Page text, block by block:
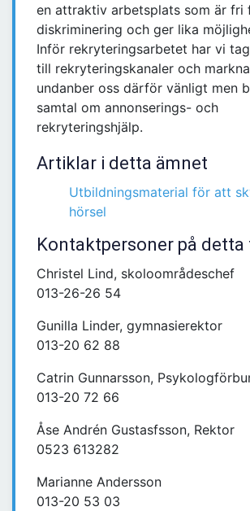
en attraktiv arbetsplats som är fri
diskriminering och ger lika
Inför rekryteringsarbetet har vi
till rekryteringskanaler och
undanber oss därför vänligt men
samtal om annonserings- och
rekryteringshjälp.
Artiklar i detta ämnet
Utbildningsmaterial för att
hörsel
Kontaktpersoner på
Christel Lind, skoloområdeschef
013-26-26 54
Gunilla Linder, gymnasierektor
013-20 62 88
Catrin Gunnarsson,
013-20 72 66
Åse Andrén Gustasfsson, Rektor
0523 613282
Marianne Andersson
013-20 53 03